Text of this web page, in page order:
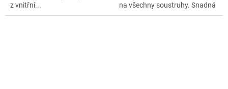
z vnitřní...
na všechny soustruhy. Snadná
manipulace...